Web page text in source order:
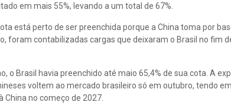
em mais 55%, levando a um total de 67%.
está perto de ser preenchida porque a China toma por
foram contabilizadas cargas que deixaram o Brasil no fim
o Brasil havia preenchido até maio 65,4% de sua cota. A
voltem ao mercado brasileiro só em outubro, tendo
no começo de 2027.